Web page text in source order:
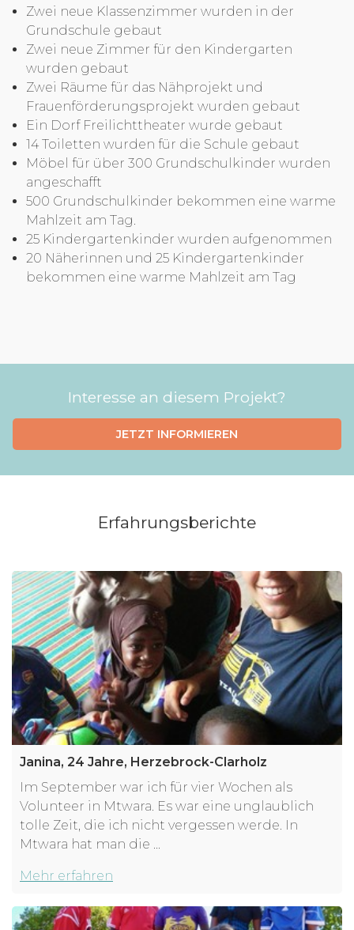
Zwei neue Klassenzimmer wurden in der
Grundschule gebaut
Zwei neue Zimmer für den Kindergarten
wurden gebaut
Zwei Räume für das Nähprojekt und
Frauenförderungsprojekt wurden gebaut
Ein Dorf Freilichttheater wurde gebaut
14 Toiletten wurden für die Schule gebaut
Möbel für über 300 Grundschulkinder wurden
angeschafft
500 Grundschulkinder bekommen eine warme
Mahlzeit am Tag.
25 Kindergartenkinder wurden aufgenommen
20 Näherinnen und 25 Kindergartenkinder
bekommen eine warme Mahlzeit am Tag
Interesse an diesem Projekt?
JETZT INFORMIEREN
Erfahrungsberichte
Janina, 24 Jahre, Herzebrock-Clarholz
Im September war ich für vier Wochen als
Volunteer in Mtwara. Es war eine unglaublich
tolle Zeit, die ich nicht vergessen werde. In
Mtwara hat man die ...
Mehr erfahren